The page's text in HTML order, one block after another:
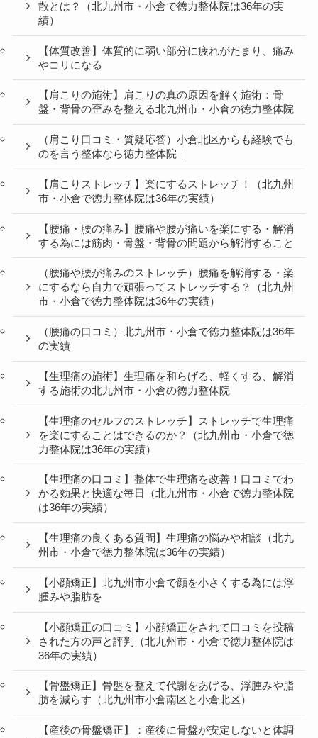
散とは？（北九州市・小倉で徳力整体院は36年の実
績）
【体質改善】体質的に弱い部分に疲れがたまり、痛み
やコリになる
【肩こりの施術】肩こりの真の原因を解く施術：骨
盤・背骨の歪みを整える北九州市・小倉の徳力整体院
（肩こり口コミ・質疑応答）小倉北区からも経験でも
のを言う整体なら徳力整体院｜
【肩こりストレッチ】楽にするストレッチ！（北九州
市・小倉で徳力整体院は36年の実績）
【腰痛・腰の痛み】腰痛や腰が痛いを楽にする・解消
する為には筋肉・骨盤・背骨の問題から解消すること
（腰痛や腰が痛みのストレッチ）腰痛を解消する・楽
にするなら自力で頑張ってストレッチする？（北九州
市・小倉で徳力整体院は36年の実績）
（腰痛の口コミ）北九州市・小倉で徳力整体院は36年
の実績
【生理痛の施術】生理痛を和らげる、軽くする、解消
する施術の北九州市・小倉の徳力整体院
【生理痛のセルフのストレッチ】ストレッチで生理痛
を楽にすることはできるのか？（北九州市・小倉で徳
力整体院は36年の実績）
【生理痛の口コミ】整体で生理痛を改善！口コミでわ
かる効果と快適な毎日（北九州市・小倉で徳力整体院
は36年の実績）
【生理痛の良くある質問】生理痛の悩みや相談（北九
州市・小倉で徳力整体院は36年の実績）
【小顔矯正】北九州市小倉で顔を小さくする為には浮
腫みや脂肪を
【小顔矯正の口コミ】小顔矯正をされて口コミを投稿
された方の声と評判（北九州市・小倉で徳力整体院は
36年の実績）
【骨盤矯正】骨盤を整えて代謝をあげる、浮腫みや脂
肪を減らす（北九州市小倉南区と小倉北区）
【産後の骨盤矯正】：産後に骨盤が安定しないと体調